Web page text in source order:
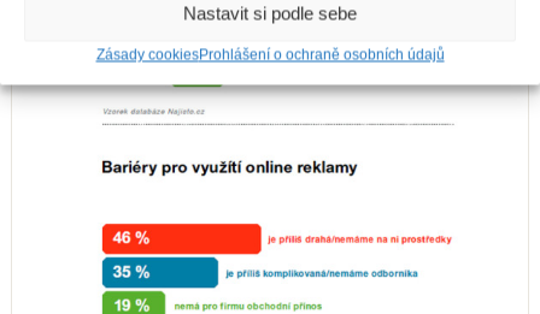
Nastavit si podle sebe
Zásady cookiesProhlášení o ochraně osobních údajů